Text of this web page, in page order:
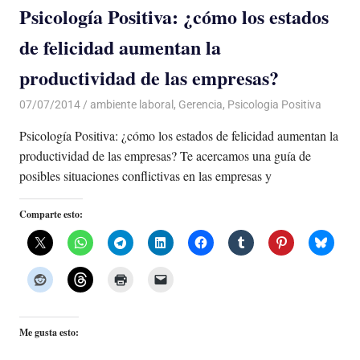
Psicología Positiva: ¿cómo los estados
de felicidad aumentan la
productividad de las empresas?
07/07/2014 Luis Castellanos
ambiente laboral , Gerencia, Psicologia Positiva
Psicología Positiva: ¿cómo los estados de felicidad aumentan la
productividad de las empresas? Te acercamos una guía de
posibles situaciones conflictivas en las empresas y
Comparte esto:
Me gusta esto: